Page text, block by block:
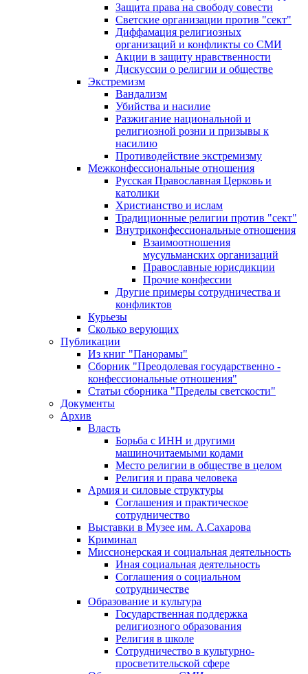
Защита права на свободу совести
Светские организации против "сект"
Диффамация религиозных
организаций и конфликты со СМИ
Акции в защиту нравственности
Дискуссии о религии и обществе
Экстремизм
Вандализм
Убийства и насилие
Разжигание национальной и
религиозной розни и призывы к
насилию
Противодействие экстремизму
Межконфессиональные отношения
Русская Православная Церковь и
католики
Христианство и ислам
Традиционные религии против "сект"
Внутриконфессиональные отношения
Взаимоотношения
мусульманских организаций
Православные юрисдикции
Прочие конфессии
Другие примеры сотрудничества и
конфликтов
Курьезы
Сколько верующих
Публикации
Из книг "Панорамы"
Сборник "Преодолевая государственно -
конфессиональные отношения"
Статьи сборника "Пределы светскости"
Документы
Архив
Власть
Борьба с ИНН и другими
машиночитаемыми кодами
Место религии в обществе в целом
Религия и права человека
Армия и силовые структуры
Соглашения и практическое
сотрудничество
Выставки в Музее им. А.Сахарова
Криминал
Миссионерская и социальная деятельность
Иная социальная деятельность
Соглашения о социальном
сотрудничестве
Образование и культура
Государственная поддержка
религиозного образования
Религия в школе
Сотрудничество в культурно-
просветительской сфере